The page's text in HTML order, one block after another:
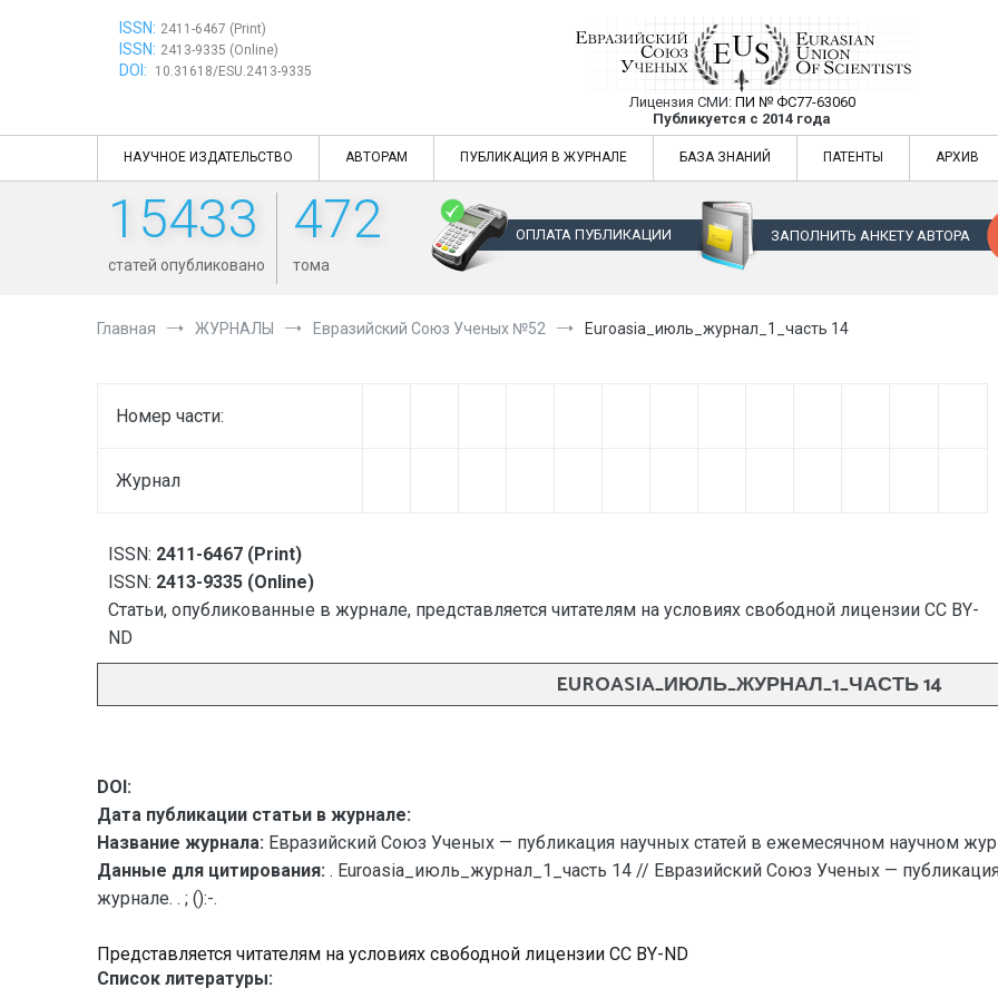
ISSN: 2411-6467 (Print)
ISSN: 2413-9335 (Online)
DOI: 10.31618/ESU.2413-9335
Евразийский Союз Ученых —
Лицензия СМИ: ПИ № ФС77-63060
Публикуется с 2014 года
Евразийский Союз Ученых — публикация научных статей в
НАУЧНОЕ ИЗДАТЕЛЬСТВО АВТОРАМ ПУБЛИКАЦИЯ В ЖУРНАЛЕ БАЗА ЗНАНИЙ ПАТЕНТЫ АРХИВ
15433
статей опубликовано
472
тома
ОПЛАТА ПУБЛИКАЦИИ ЗАПОЛНИТЬ АНКЕТУ АВТОРА
Главная ЖУРНАЛЫ Евразийский Союз Ученых №52 Euroasia_июль_журнал_1_часть 14
Номер части:
Журнал
ISSN: 2411-6467 (Print)
ISSN: 2413-9335 (Online)
Статьи, опубликованные в журнале, представляется читателям на условиях свободной лицензии CC BY-
ND
EUROASIA_ИЮЛЬ_ЖУРНАЛ_1_ЧАСТЬ 14
DOI:
Дата публикации статьи в журнале:
Название журнала: Евразийский Союз Ученых — публикация научных статей в ежемесячном научном
Данные для цитирования: . Euroasia_июль_журнал_1_часть 14 // Евразийский Союз Ученых —
журнале. . ; ():-.
Представляется читателям на условиях свободной лицензии CC BY-ND
Список литературы: